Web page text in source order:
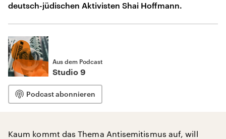
deutsch-jüdischen Aktivisten Shai Hoffmann.
Aus dem Podcast
Studio 9
Podcast abonnieren
Kaum kommt das Thema Antisemitismus auf, will